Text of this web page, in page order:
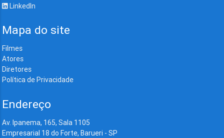
LinkedIn
Mapa do site
Filmes
Atores
Diretores
Política de Privacidade
Endereço
Av. Ipanema, 165, Sala 1105
Empresarial 18 do Forte, Barueri - SP